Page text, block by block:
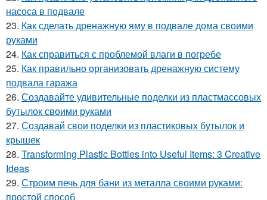
насоса в подвале
23. Как сделать дренажную яму в подвале дома своими
руками
24. Как справиться с проблемой влаги в погребе
25. Как правильно организовать дренажную систему
подвала гаража
26. Создавайте удивительные поделки из пластмассовых
бутылок своими руками
27. Создавай свои поделки из пластиковых бутылок и
крышек
28. Transforming Plastic Bottles into Useful Items: 3 Creative
Ideas
29. Строим печь для бани из металла своими руками:
простой способ